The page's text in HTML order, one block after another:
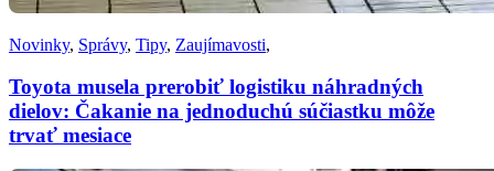
Novinky, Správy, Tipy, Zaujímavosti,
Toyota musela prerobiť logistiku náhradných
dielov: Čakanie na jednoduchú súčiastku môže
trvať mesiace